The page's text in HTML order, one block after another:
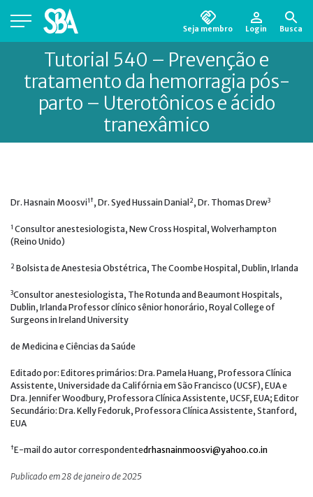
Seja membro Login Busca
Está em busca de algum documento?Clique
para encontrá-lo.
Tutorial 540 – Prevenção e
tratamento da hemorragia pós-
parto – Uterotônicos e ácido
tranexâmico
Dr. Hasnain Moosvi1†, Dr. Syed Hussain Danial 2, Dr. Thomas Drew3
1 Consultor anestesiologista, New Cross Hospital, Wolverhampton
(Reino Unido)
2 Bolsista de Anestesia Obstétrica, The Coombe Hospital, Dublin, Irlanda
3Consultor anestesiologista, The Rotunda and Beaumont Hospitals,
Dublin, Irlanda Professor clínico sênior honorário, Royal College of
Surgeons in Ireland University
de Medicina e Ciências da Saúde
Editado por: Editores primários: Dra. Pamela Huang, Professora Clínica
Assistente, Universidade da Califórnia em São Francisco (UCSF), EUA e
Dra. Jennifer Woodbury, Professora Clínica Assistente, UCSF, EUA; Editor
Secundário: Dra. Kelly Fedoruk, Professora Clínica Assistente, Stanford,
EUA
†E-mail do autor correspondentedrhasnainmoosvi@yahoo.co.in
Publicado em 28 de janeiro de 2025